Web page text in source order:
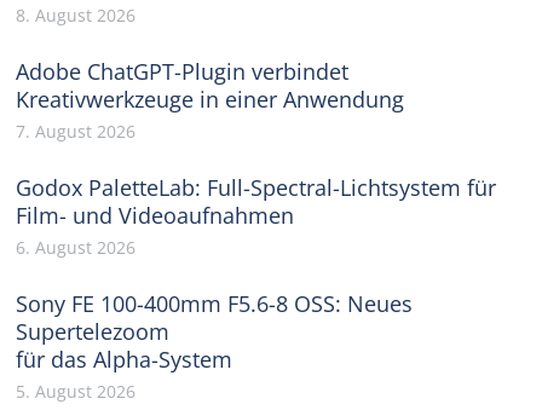
8. August 2026
Adobe ChatGPT-Plugin verbindet
Kreativwerkzeuge in einer Anwendung
7. August 2026
Godox PaletteLab: Full-Spectral-Lichtsystem für
Film- und Videoaufnahmen
6. August 2026
Sony FE 100-400mm F5.6-8 OSS: Neues
Supertelezoom
für das Alpha-System
5. August 2026